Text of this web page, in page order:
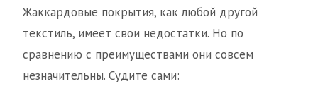
Жаккардовые покрытия, как любой другой
текстиль, имеет свои недостатки. Но по
сравнению с преимуществами они совсем
незначительны. Судите сами: